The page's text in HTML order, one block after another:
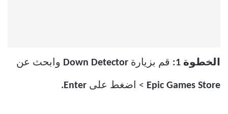
الخطوة 1: قم بزيارة وابحث عن
Epic Games Store > اضغط على Enter.